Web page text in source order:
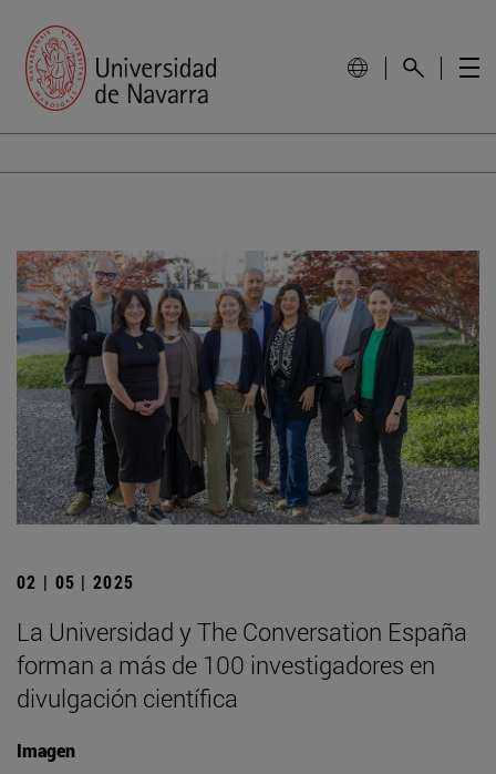
02 | 05 | 2025
La Universidad y The Conversation España
forman a más de 100 investigadores en
divulgación científica
Imagen